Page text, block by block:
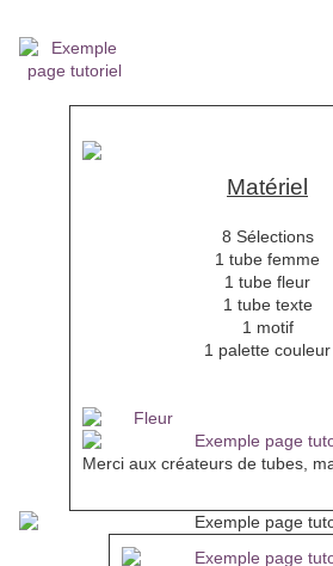
Matériel
8 Sélections
1 tube femme
1 tube fleur
1 tube texte
1 motif
1 palette couleur
Merci aux créateurs de tubes,